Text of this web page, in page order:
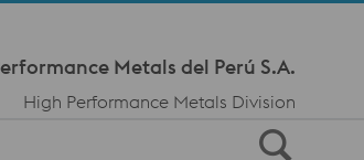
Metals del Perú S.A.
High Performance Metals Division